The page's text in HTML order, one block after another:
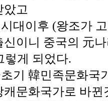
았고
대이후 (왕조가
신이니 중국의 元
렇게 되었다.
기 韓민족문화국
캐문화국가로 바뀐